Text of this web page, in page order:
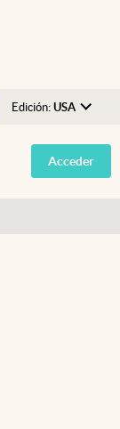
Edición: USA
Argentina
España
Acceder